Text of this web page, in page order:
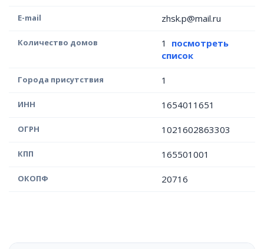
E-mail zhsk.p@mail.ru
Количество домов 1 посмотреть
список
Города присутствия 1
ИНН 1654011651
ОГРН 1021602863303
КПП 165501001
ОКОПФ 20716